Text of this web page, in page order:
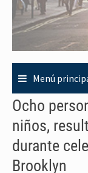
Menú
Ocho
niños,
durante
Brooklyn